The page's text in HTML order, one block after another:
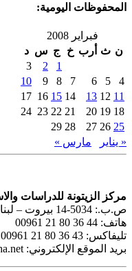
المحفوظات اليومية:
فبراير 2008
ن ث أرب خ ج س د
1
2
3
4
5
6
7
8
9
10
11
12
13
14
15
16
17
18
19
20
21
22
23
24
25
26
27
28
29
« يناير
مارس »
مركز الزيتونة للدراسات
ص.ب.: 5034-14 بيروت – لبنان
هاتف: 44 36 80 21 00961
تليفاكس: 43 36 80 21 00961
بريد الموقع الإلكتروني: